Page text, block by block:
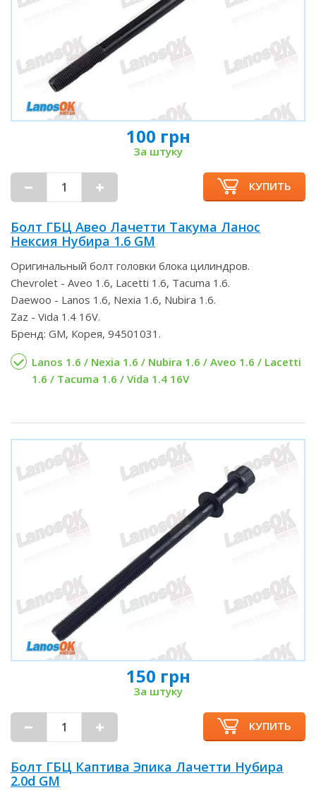
100 грн
За штуку
КУПИТЬ
Болт ГБЦ Авео Лачетти Такума Ланос
Нексия Нубира 1.6 GM
Оригинальный болт головки блока цилиндров.
Chevrolet - Aveo 1.6, Lacetti 1.6, Tacuma 1.6.
Daewoo - Lanos 1.6, Nexia 1.6, Nubira 1.6.
Zaz - Vida 1.4 16V.
Бренд: GM, Корея, 94501031.
Lanos 1.6 / Nexia 1.6 / Nubira 1.6 / Aveo 1.6 / Lacetti
1.6 / Tacuma 1.6 / Vida 1.4 16V
150 грн
За штуку
КУПИТЬ
Болт ГБЦ Каптива Эпика Лачетти Нубира
2.0d GM